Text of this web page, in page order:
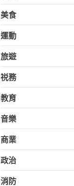
美食
運動
旅遊
祱務
教育
音樂
商業
政治
消防